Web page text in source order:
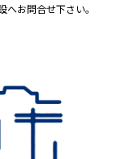
お問合せ下さい。